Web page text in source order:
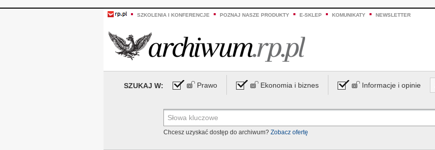
SZKOLENIA I KONFERENCJE POZNAJ NASZE PRODUKTY E-SKLEP KOMUNIKATY NEWSLETTER
SZUKAJ W: Prawo Ekonomia i biznes Informacje i opinie
Chcesz uzyskać dostęp do archiwum? Zobacz ofertę